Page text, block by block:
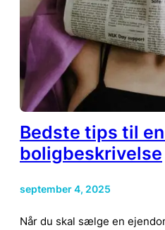
Bedste tips til
boligbeskrivelse
september 4, 2025
Når du skal sælge en